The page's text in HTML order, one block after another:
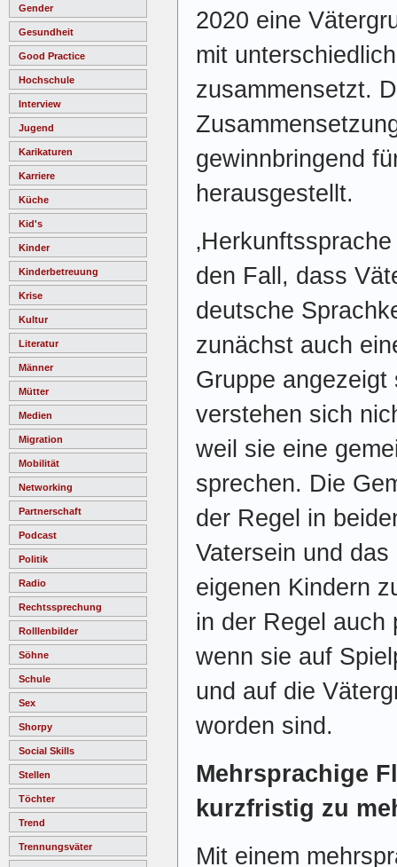
Gender
Gesundheit
Good Practice
Hochschule
Interview
Jugend
Karikaturen
Karriere
Küche
Kid's
Kinder
Kinderbetreuung
Krise
Kultur
Literatur
Männer
Mütter
Medien
Migration
Mobilität
Networking
Partnerschaft
Podcast
Politik
Radio
Rechtssprechung
Rolllenbilder
Söhne
Schule
Sex
Shorpy
Social Skills
Stellen
Töchter
Trend
Trennungsväter
2020 eine
mit
zusammensetzt.
gewinnbringend
herausgestellt.
den Fall, dass
deutsche
zunächst auch
Gruppe
verstehen sich
weil sie eine
sprechen. Die
der Regel in
Vatersein und
eigenen Kindern
in der Regel auch
wenn sie auf
und auf die
worden sind.
Mehrsprachige
kurzfristig zu
Mit einem